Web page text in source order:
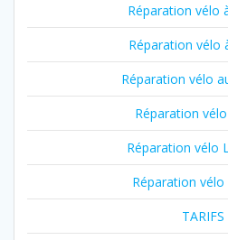
Réparation vélo
Réparation vélo
Réparation vélo
Réparation
Réparation vélo
Réparation vélo
TARIFS